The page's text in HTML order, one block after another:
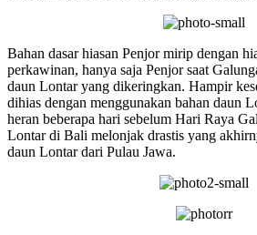
Bahan dasar hiasan Penjor mirip dengan
perkawinan, hanya saja Penjor saat
daun Lontar yang dikeringkan. Hampir
dihias dengan menggunakan bahan daun
heran beberapa hari sebelum Hari Raya
Lontar di Bali melonjak drastis yang
daun Lontar dari Pulau Jawa.